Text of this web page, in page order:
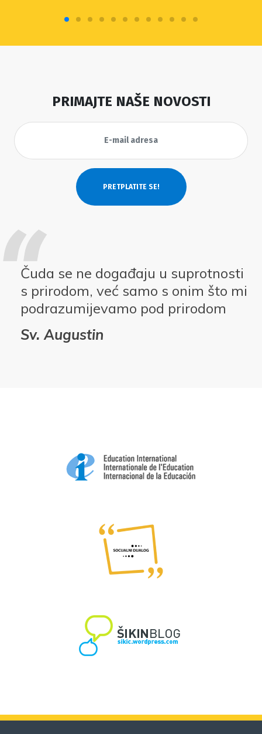
PRIMAJTE NAŠE NOVOSTI
Čuda se ne događaju u suprotnosti
s prirodom, već samo s onim što mi
podrazumijevamo pod prirodom
Sv. Augustin